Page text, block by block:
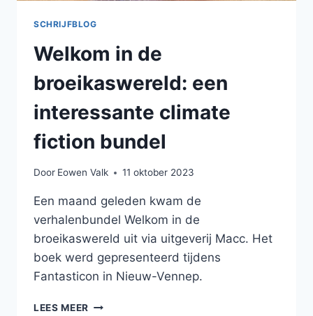
SCHRIJFBLOG
Welkom in de
broeikaswereld: een
interessante climate
fiction bundel
Door Eowen Valk 11 oktober 2023
Een maand geleden kwam de
verhalenbundel Welkom in de
broeikaswereld uit via uitgeverij Macc. Het
boek werd gepresenteerd tijdens
Fantasticon in Nieuw-Vennep.
LEES MEER WELKOM